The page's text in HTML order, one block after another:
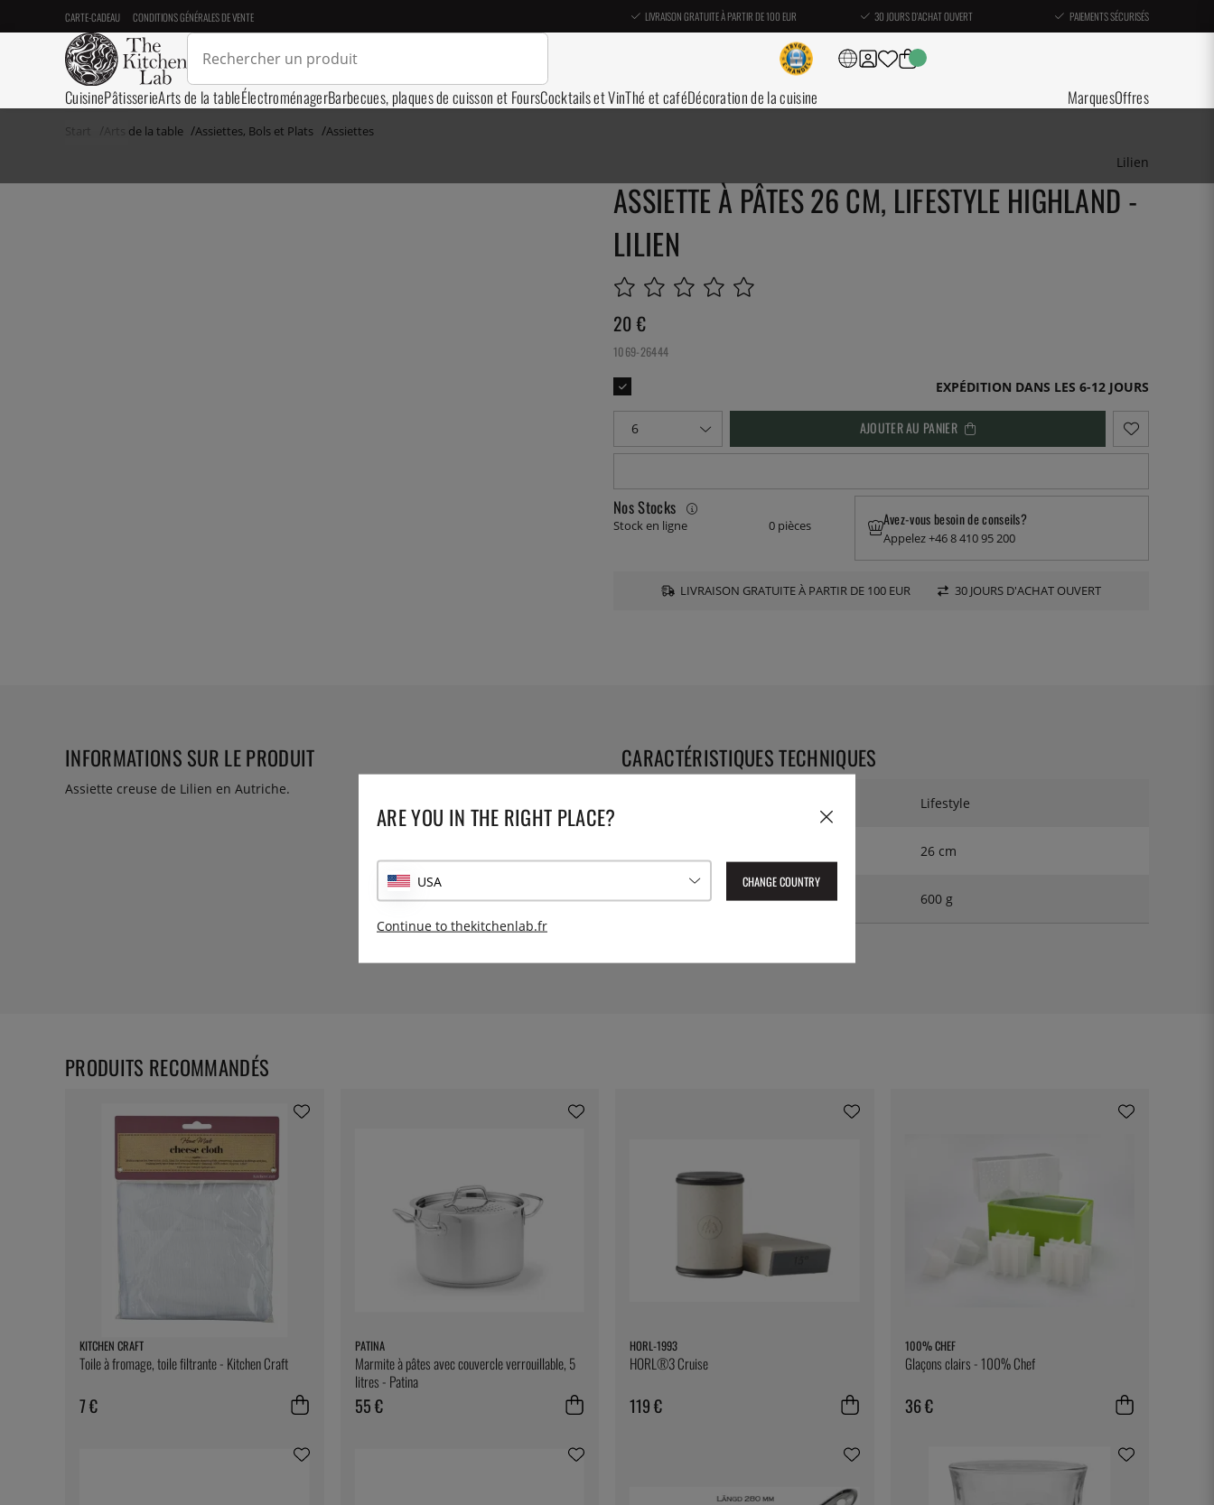
CARTE-CADEAU CONDITIONS GÉNÉRALES DE VENTE LIVRAISON GRATUITE À PARTIR DE 100 EUR 30 JOURS D'ACHAT OUVERT PAIEMENTS SÉCURISÉS
CuisinePâtisserieArts de la tableÉlectroménagerBarbecues, plaques de cuisson et FoursCocktails et VinThé et caféDécoration de la cuisine MarquesOffres
Start Arts de la table Assiettes, Bols et Plats Assiettes
Lilien
ASSIETTE À PÂTES 26 CM, LIFESTYLE HIGHLAND -
LILIEN
20 €
1069-26444
EXPÉDITION DANS LES 6-12 JOURS
AJOUTER AU PANIER
Nos Stocks
Stock en ligne 0 pièces Avez-vous besoin de conseils?
Appelez +46 8 410 95 200
LIVRAISON GRATUITE À PARTIR DE 100 EUR 30 JOURS D'ACHAT OUVERT
INFORMATIONS SUR LE PRODUIT
Assiette creuse de Lilien en Autriche.
CARACTÉRISTIQUES TECHNIQUES
Lifestyle
26 cm
Poids: 600 g
KITCHEN CRAFT
Toile à fromage, toile filtrante - Kitchen Craft
7 €
PATINA
Marmite à pâtes avec couvercle verrouillable, 5
litres - Patina
55 €
HORL-1993
HORL®3 Cruise
119 €
100% CHEF
Glaçons clairs - 100% Chef
36 €
PRODUITS RECOMMANDÉS
ARE YOU IN THE RIGHT PLACE?
USA CHANGE COUNTRY
Continue to thekitchenlab.fr